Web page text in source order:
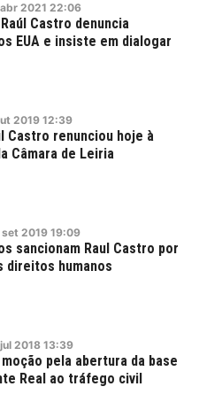
abr 2021 22:06
Castro denuncia
EUA e insiste em dialogar
2019 12:39
Castro renunciou hoje à
Câmara de Leiria
set 2019 19:09
sancionam Raul Castro por
direitos humanos
jul 2018 13:39
pela abertura da base
Real ao tráfego civil